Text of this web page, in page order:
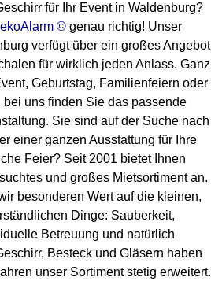
für Ihr Event in Waldenburg?
© genau richtig! Unser
verfügt über ein großes Angebot
für wirklich jeden Anlass. Ganz
Geburtstag, Familienfeiern oder
bei uns finden Sie das passende
Sie sind auf der Suche nach
einer ganzen Ausstattung für Ihre
Feier? Seit 2001 bietet Ihnen
und großes Mietsortiment an.
besonderen Wert auf die kleinen,
Dinge: Sauberkeit,
Betreuung und natürlich
Besteck und Gläsern haben
unser Sortiment stetig erweitert.